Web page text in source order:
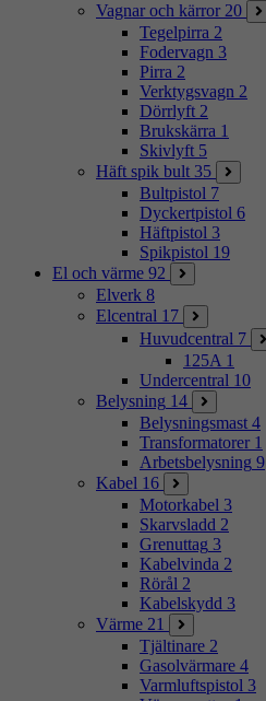
Vagnar och kärror 20
Tegelpirra 2
Fodervagn 3
Pirra 2
Verktygsvagn 2
Dörrlyft 2
Brukskärra 1
Skivlyft 5
Häft spik bult 35
Bultpistol 7
Dyckertpistol 6
Häftpistol 3
Spikpistol 19
El och värme 92
Elverk 8
Elcentral 17
Huvudcentral 7
125A 1
Undercentral 10
Belysning 14
Belysningsmast 4
Transformatorer 1
Arbetsbelysning 9
Kabel 16
Motorkabel 3
Skarvsladd 2
Grenuttag 3
Kabelvinda 2
Rörål 2
Kabelskydd 3
Värme 21
Tjältinare 2
Gasolvärmare 4
Varmluftspistol 3